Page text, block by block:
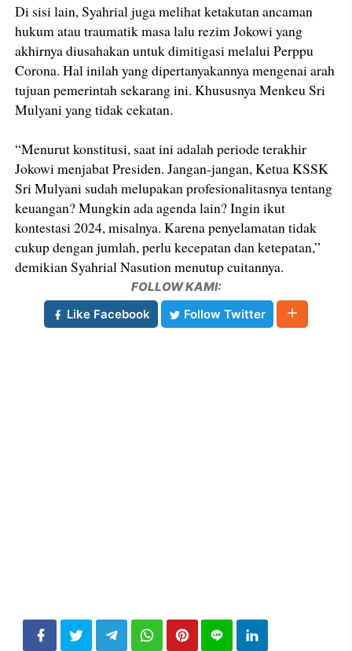
Di sisi lain, Syahrial juga melihat ketakutan ancaman
hukum atau traumatik masa lalu rezim Jokowi yang
akhirnya diusahakan untuk dimitigasi melalui Perppu
Corona. Hal inilah yang dipertanyakannya mengenai arah
tujuan pemerintah sekarang ini. Khususnya Menkeu Sri
Mulyani yang tidak cekatan.
“Menurut konstitusi, saat ini adalah periode terakhir
Jokowi menjabat Presiden. Jangan-jangan, Ketua KSSK
Sri Mulyani sudah melupakan profesionalitasnya tentang
keuangan? Mungkin ada agenda lain? Ingin ikut
kontestasi 2024, misalnya. Karena penyelamatan tidak
cukup dengan jumlah, perlu kecepatan dan ketepatan,”
demikian Syahrial Nasution menutup cuitannya.
FOLLOW KAMI:
Like Facebook
Follow Twitter